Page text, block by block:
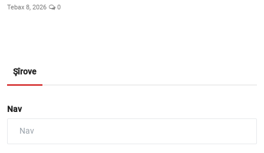
Tebax 8, 2026 0
Şîrove
Nav